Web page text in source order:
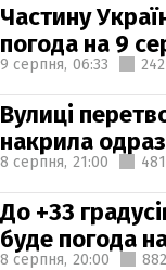
Частину
погода на 9
9 серпня, 06:33
Вулиці
накрила
8 серпня, 21:00
До +33
буде погода
8 серпня, 20:00 882